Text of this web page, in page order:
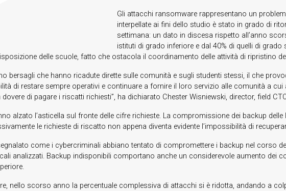
Gli attacchi ransomware rappresentano un
interpellate ai fini dello studio è stato in grado di
settimana: un dato in discesa rispetto all’anno
istituti di grado inferiore e dal 40% di quelli di
delle scuole, fatto che ostacola il coordinamento delle attività di ripristino
bersagli che hanno ricadute dirette sulle comunità e sugli studenti stessi, il che
di restare sempre operativi e continuare a fornire il loro servizio alle comunità a
di pagare i riscatti richiesti”, ha dichiarato Chester Wisniewski, director, field
alzato l’asticella sul fronte delle cifre richieste. La compromissione dei backup
le richieste di riscatto non appena diventa evidente l’impossibilità di
come i cybercriminali abbiano tentato di compromettere i backup nel corso
analizzati. Backup indisponibili comportano anche un considerevole aumento dei
nello scorso anno la percentuale complessiva di attacchi si è ridotta, andando a